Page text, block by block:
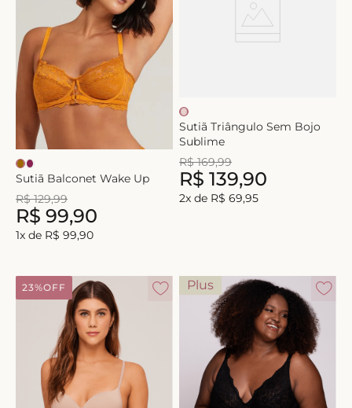
Sutiã Balconet Wake Up
R$ 129,99
R$ 99,90
1x de R$ 99,90
Sutiã Triângulo Sem Bojo
Sublime
R$ 169,99
R$ 139,90
2x de R$ 69,95
23%OFF Plus